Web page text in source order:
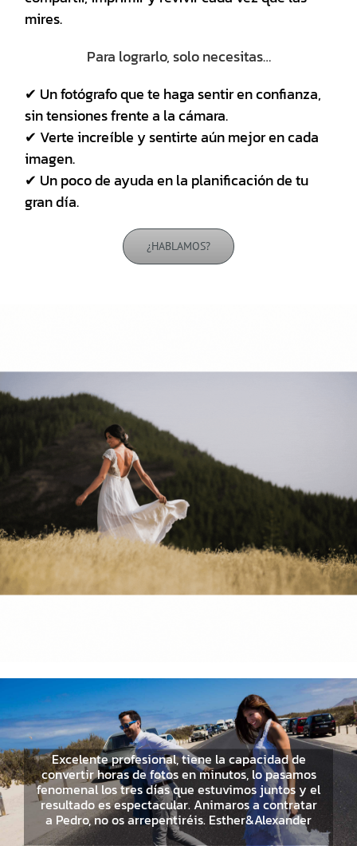
mires.
Para lograrlo, solo necesitas…
✔ Un fotógrafo que te haga sentir en confianza,
sin tensiones frente a la cámara.
✔ Verte increíble y sentirte aún mejor en cada
imagen.
✔ Un poco de ayuda en la planificación de tu
gran día.
¿HABLAMOS?
Excelente profesional, tiene la capacidad de
convertir horas de fotos en minutos, lo pasamos
fenomenal los tres días que estuvimos juntos y el
resultado es espectacular. Animaros a contratar
a Pedro, no os arrepentiréis. Esther&Alexander